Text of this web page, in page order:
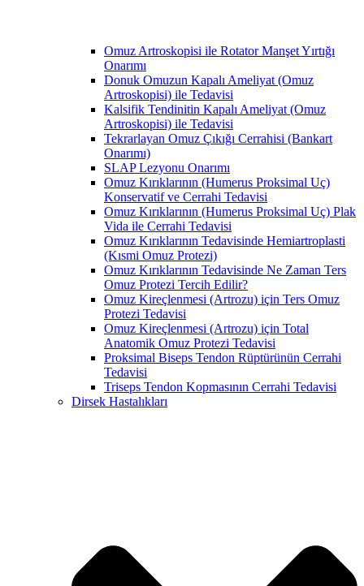
Omuz Artroskopisi ile Rotator Manşet Yırtığı
Onarımı
Donuk Omuzun Kapalı Ameliyat (Omuz
Artroskopisi) ile Tedavisi
Kalsifik Tendinitin Kapalı Ameliyat (Omuz
Artroskopisi) ile Tedavisi
Tekrarlayan Omuz Çıkığı Cerrahisi (Bankart
Onarımı)
SLAP Lezyonu Onarımı
Omuz Kırıklarının (Humerus Proksimal Uç)
Konservatif ve Cerrahi Tedavisi
Omuz Kırıklarının (Humerus Proksimal Uç) Plak
Vida ile Cerrahi Tedavisi
Omuz Kırıklarının Tedavisinde Hemiartroplasti
(Kısmi Omuz Protezi)
Omuz Kırıklarının Tedavisinde Ne Zaman Ters
Omuz Protezi Tercih Edilir?
Omuz Kireçlenmesi (Artrozu) için Ters Omuz
Protezi Tedavisi
Omuz Kireçlenmesi (Artrozu) için Total
Anatomik Omuz Protezi Tedavisi
Proksimal Biseps Tendon Rüptürünün Cerrahi
Tedavisi
Triseps Tendon Kopmasının Cerrahi Tedavisi
Dirsek Hastalıkları